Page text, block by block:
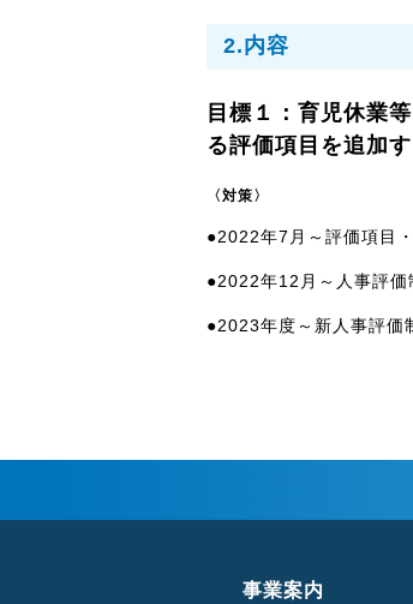
2.内容
目標１：育児休業
る評価項目を追加す
〈対策〉
●2022年7月～評価項目
●2022年12月～人事評価
●2023年度～新人事評価
事業案内